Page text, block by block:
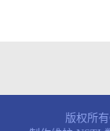
版权所